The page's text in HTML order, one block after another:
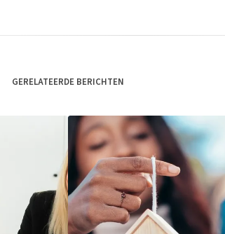
GERELATEERDE BERICHTEN